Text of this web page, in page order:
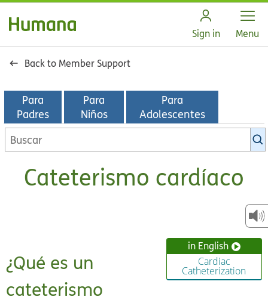
Sign in Open
Menu
Back to Member Support
Para
Padres
Para
Niños
Para
Adolescentes
Buscar
en
biblioteca
Cateterismo cardíaco
in English
Cardiac
Catheterization
¿Qué es un
cateterismo